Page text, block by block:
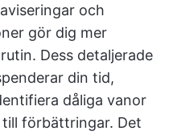
och
gör dig mer
Dess detaljerade
din tid,
dåliga vanor
förbättringar. Det